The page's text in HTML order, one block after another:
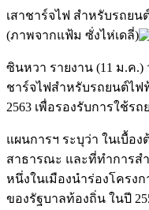
เสาชาร์จไฟ สำหรับรถยน
(ภาพจากแฟ้ม ซั่งไห่เดลี่)
ซินหวา รายงาน (11 ม.ค.)
ชาร์จไฟสำหรับรถยนต์ไฟ
2563 เพื่อรองรับการใช้ร
แผนการฯ ระบุว่า ในเบื้อ
สาธารณะ และที่ทำการส
หนึ่งในเมืองนำร่องโครง
ของรัฐบาลท้องถิ่น ในปี